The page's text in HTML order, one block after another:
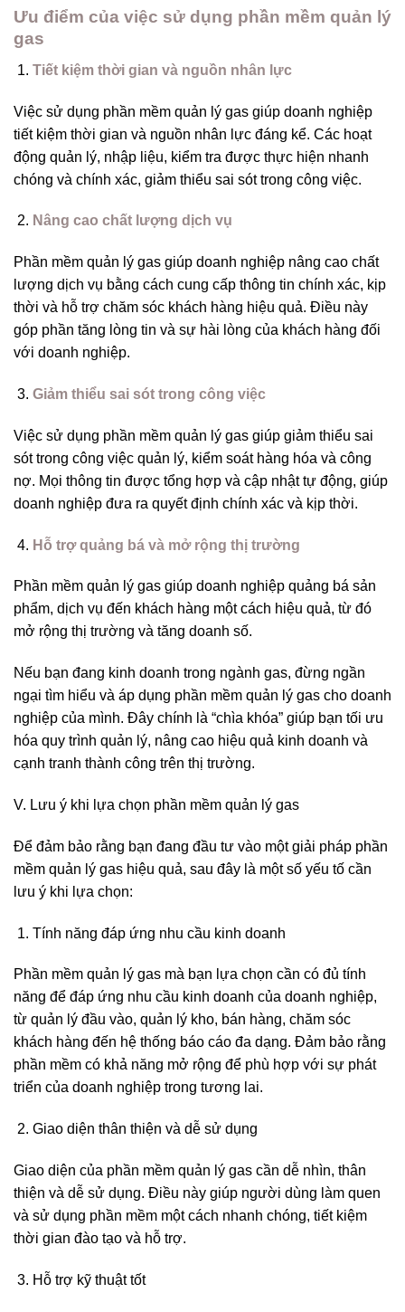
Ưu điểm của việc sử dụng phần mềm quản lý
gas
Tiết kiệm thời gian và nguồn nhân lực
Việc sử dụng phần mềm quản lý gas giúp doanh nghiệp
tiết kiệm thời gian và nguồn nhân lực đáng kể. Các hoạt
động quản lý, nhập liệu, kiểm tra được thực hiện nhanh
chóng và chính xác, giảm thiểu sai sót trong công việc.
Nâng cao chất lượng dịch vụ
Phần mềm quản lý gas giúp doanh nghiệp nâng cao chất
lượng dịch vụ bằng cách cung cấp thông tin chính xác, kịp
thời và hỗ trợ chăm sóc khách hàng hiệu quả. Điều này
góp phần tăng lòng tin và sự hài lòng của khách hàng đối
với doanh nghiệp.
Giảm thiểu sai sót trong công việc
Việc sử dụng phần mềm quản lý gas giúp giảm thiểu sai
sót trong công việc quản lý, kiểm soát hàng hóa và công
nợ. Mọi thông tin được tổng hợp và cập nhật tự động, giúp
doanh nghiệp đưa ra quyết định chính xác và kịp thời.
Hỗ trợ quảng bá và mở rộng thị trường
Phần mềm quản lý gas giúp doanh nghiệp quảng bá sản
phẩm, dịch vụ đến khách hàng một cách hiệu quả, từ đó
mở rộng thị trường và tăng doanh số.
Nếu bạn đang kinh doanh trong ngành gas, đừng ngần
ngại tìm hiểu và áp dụng phần mềm quản lý gas cho doanh
nghiệp của mình. Đây chính là “chìa khóa” giúp bạn tối ưu
hóa quy trình quản lý, nâng cao hiệu quả kinh doanh và
cạnh tranh thành công trên thị trường.
V. Lưu ý khi lựa chọn phần mềm quản lý gas
Để đảm bảo rằng bạn đang đầu tư vào một giải pháp phần
mềm quản lý gas hiệu quả, sau đây là một số yếu tố cần
lưu ý khi lựa chọn:
Tính năng đáp ứng nhu cầu kinh doanh
Phần mềm quản lý gas mà bạn lựa chọn cần có đủ tính
năng để đáp ứng nhu cầu kinh doanh của doanh nghiệp,
từ quản lý đầu vào, quản lý kho, bán hàng, chăm sóc
khách hàng đến hệ thống báo cáo đa dạng. Đảm bảo rằng
phần mềm có khả năng mở rộng để phù hợp với sự phát
triển của doanh nghiệp trong tương lai.
Giao diện thân thiện và dễ sử dụng
Giao diện của phần mềm quản lý gas cần dễ nhìn, thân
thiện và dễ sử dụng. Điều này giúp người dùng làm quen
và sử dụng phần mềm một cách nhanh chóng, tiết kiệm
thời gian đào tạo và hỗ trợ.
Hỗ trợ kỹ thuật tốt